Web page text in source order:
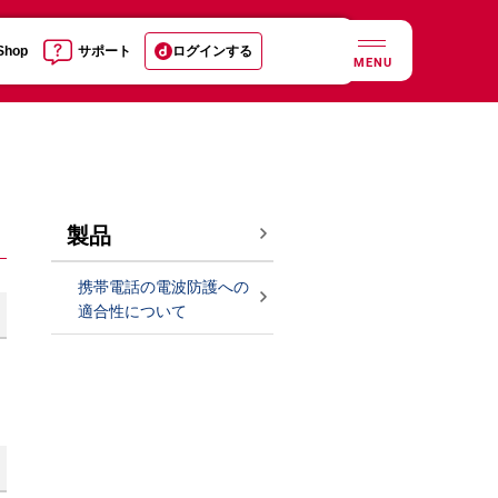
サポート ログインする
MENU
製品
携帯電話の電波防護への
適合性について